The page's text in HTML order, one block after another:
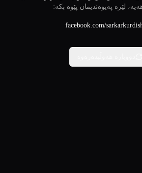
لێرە پەیوەندیمان پێوە بکە:
facebook.com/